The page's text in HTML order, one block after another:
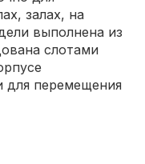
залах, на
выполнена из
слотами
для перемещения